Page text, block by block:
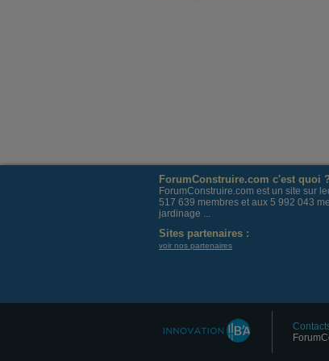
ForumConstruire.com c'est quoi ?
ForumConstruire.com est un site sur
517 639 membres et aux 5 992 043
jardinage ...
Sites partenaires :
voir nos partenaires